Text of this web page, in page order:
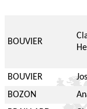
BOUVIER
BOUVIER
BOZON